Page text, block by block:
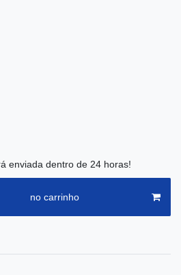
enviada dentro de 24 horas!
no carrinho